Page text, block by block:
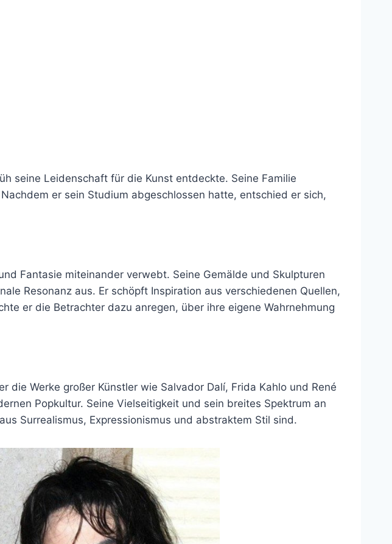
seine Leidenschaft für die Kunst entdeckte. Seine Familie
er sein Studium abgeschlossen hatte, entschied er sich,
Fantasie miteinander verwebt. Seine Gemälde und Skulpturen
Resonanz aus. Er schöpft Inspiration aus verschiedenen Quellen,
er die Betrachter dazu anregen, über ihre eigene Wahrnehmung
Werke großer Künstler wie Salvador Dalí, Frida Kahlo und René
Popkultur. Seine Vielseitigkeit und sein breites Spektrum an
Surrealismus, Expressionismus und abstraktem Stil sind.